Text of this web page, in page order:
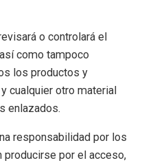
o controlará el
como tampoco
los productos y
cualquier otro material
enlazados.
responsabilidad por los
producirse por el acceso,